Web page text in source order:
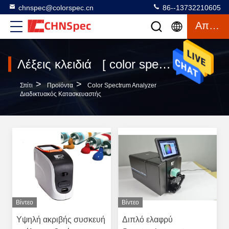
chnspec@colorspec.cn 86--13732210605
Απόσπασμα
Λέξεις κλειδιά [ color spectrum analyzer ] Αντιστοιχία 89 προϊόντα
Σπίτι > Προϊόντα >
Color Spectrum Analyzer
Διαδικτυακός Κατασκευαστής
Βίντεο
Υψηλή ακριβής συσκευή
Βίντεο
Διπλό ελαφρύ